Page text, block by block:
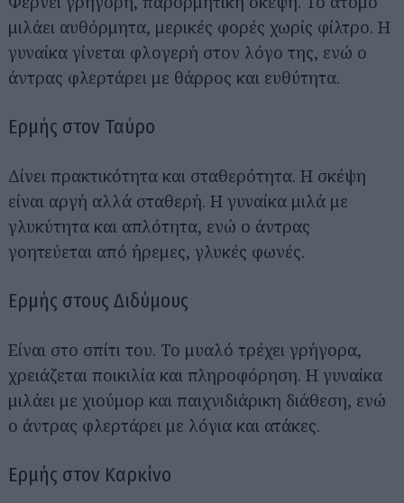
μιλάει αυθόρμητα, μερικές φορές χωρίς φίλτρο. Η
γυναίκα γίνεται φλογερή στον λόγο της, ενώ ο
άντρας φλερτάρει με θάρρος και ευθύτητα.
Ερμής στον Ταύρο
Δίνει πρακτικότητα και σταθερότητα. Η σκέψη
είναι αργή αλλά σταθερή. Η γυναίκα μιλά με
γλυκύτητα και απλότητα, ενώ ο άντρας
γοητεύεται από ήρεμες, γλυκές φωνές.
Ερμής στους Διδύμους
Είναι στο σπίτι του. Το μυαλό τρέχει γρήγορα,
χρειάζεται ποικιλία και πληροφόρηση. Η γυναίκα
μιλάει με χιούμορ και παιχνιδιάρικη διάθεση, ενώ
ο άντρας φλερτάρει με λόγια και ατάκες.
Ερμής στον Καρκίνο